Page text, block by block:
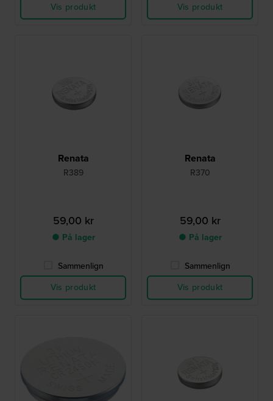
Vis produkt
Vis produkt
Renata
R389
59,00 kr
● På lager
Sammenlign
Vis produkt
Renata
R370
59,00 kr
● På lager
Sammenlign
Vis produkt